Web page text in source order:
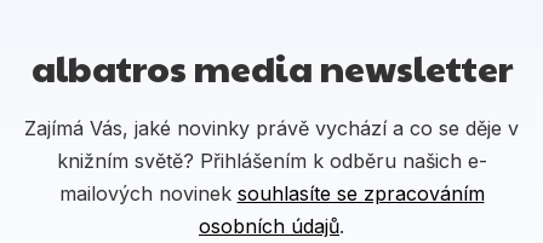
albatros media newsletter
Zajímá Vás, jaké novinky právě vychází a co se děje v
knižním světě? Přihlášením k odběru našich e-
mailových novinek souhlasíte se zpracováním
osobních údajů.